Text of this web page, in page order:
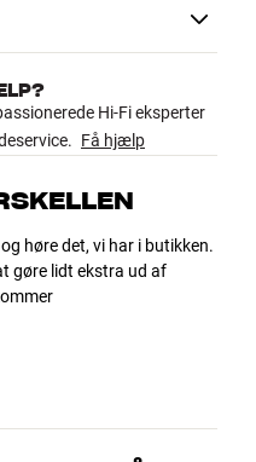
10
Hi-Fi eksperter
Få hjælp
høre det, vi har i butikken.
gøre lidt ekstra ud af